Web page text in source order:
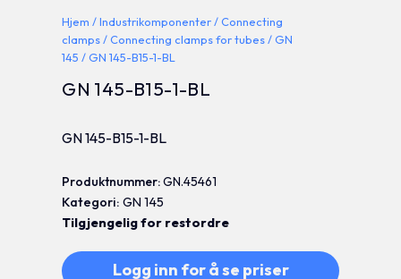
Hjem /Industrikomponenter/Connecting
clamps/Connecting clamps for tubes/GN
145 / GN 145-B15-1-BL
GN 145-B15-1-BL
GN 145-B15-1-BL
Produktnummer:GN.45461
Kategori:GN 145
Tilgjengelig for restordre
Logg inn for å se priser